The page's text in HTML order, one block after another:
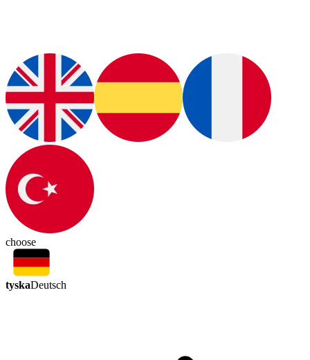
choose
tyskaDeutsch